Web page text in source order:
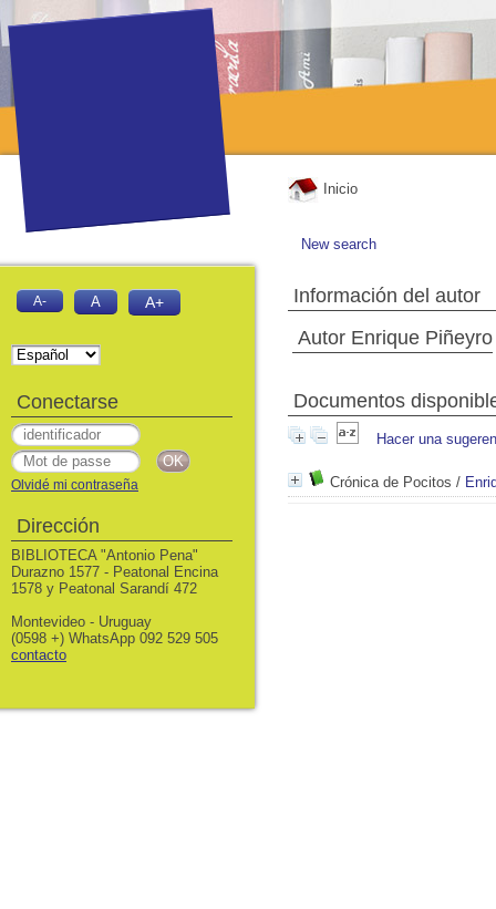
Inicio
New search
Información del autor
Autor Enrique Piñeyro
Documentos
Hacer una
Crónica de Pocitos /
A- A A+
Conectarse
Olvidé mi contraseña
Dirección
BIBLIOTECA "Antonio Pena"
Durazno 1577 - Peatonal Encina
1578 y Peatonal Sarandí 472
Montevideo - Uruguay
(0598 +) WhatsApp 092 529 505
contacto